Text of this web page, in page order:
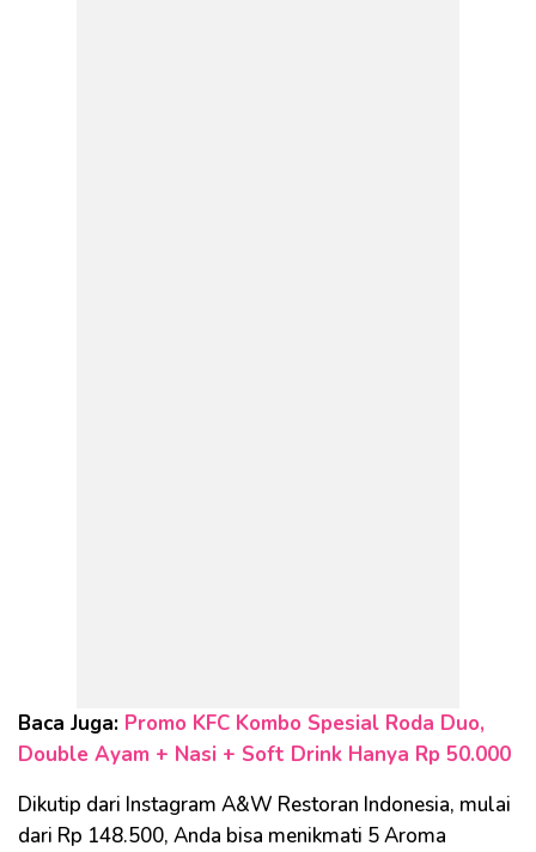
Baca Juga: Promo KFC Kombo Spesial Roda Duo,
Double Ayam + Nasi + Soft Drink Hanya Rp 50.000
Dikutip dari Instagram A&W Restoran Indonesia, mulai
dari Rp 148.500, Anda bisa menikmati 5 Aroma